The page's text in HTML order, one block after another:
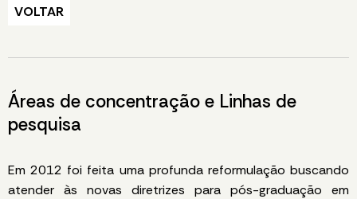
VOLTAR
Áreas de concentração e Linhas de
pesquisa
Em 2012 foi feita uma profunda reformulação buscando
atender às novas diretrizes para pós-graduação em